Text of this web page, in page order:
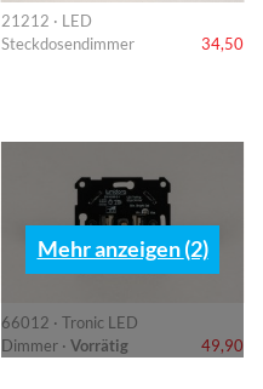
21212 · LED
Steckdosendimmer
34,50
66012 · Tronic LED
Dimmer · Vorrätig 49,90
Mehr anzeigen (2)